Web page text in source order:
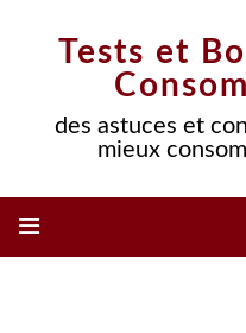
Tests et
des astuces et
mieux